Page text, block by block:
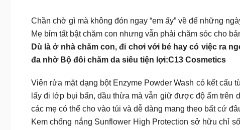
Chần chờ gì mà không đón ngay “em ấy” về để những
Mẹ bỉm tất bật chăm con nhưng vẫn phải chăm sóc cho
Dù là ở nhà chăm con, đi chơi với bé hay có việc ra
đa nhờ Bộ đôi chăm da siêu tiện lợi:C13 Cosmetics
Viên rửa mặt dạng bột Enzyme Powder Wash có kết cấu
lấy đi lớp bụi bẩn, dầu thừa mà vẫn giữ được độ ẩm trên
các mẹ có thể cho vào túi và dễ dàng mang theo bất cứ
Kem chống nắng Sunflower High Protection sở hữu chỉ